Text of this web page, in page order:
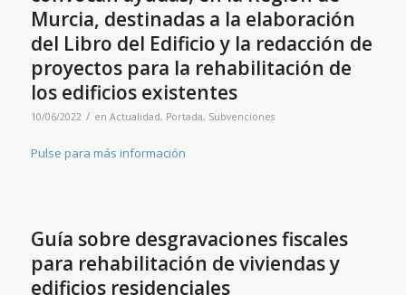
Murcia, destinadas a la elaboración
del Libro del Edificio y la redacción de
proyectos para la rehabilitación de
los edificios existentes
10/06/2022 / en Actualidad, Portada, Subvenciones
Pulse para más información
Guía sobre desgravaciones fiscales
para rehabilitación de viviendas y
edificios residenciales